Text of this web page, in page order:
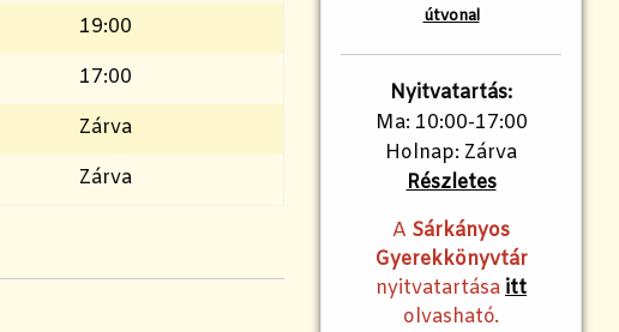
19:00
17:00
Zárva
Zárva
útvonal
Nyitvatartás:
Ma: 10:00-17:00
Holnap: Zárva
Részletes
A Sárkányos
Gyerekkönyvtár
nyitvatartása itt
olvasható.